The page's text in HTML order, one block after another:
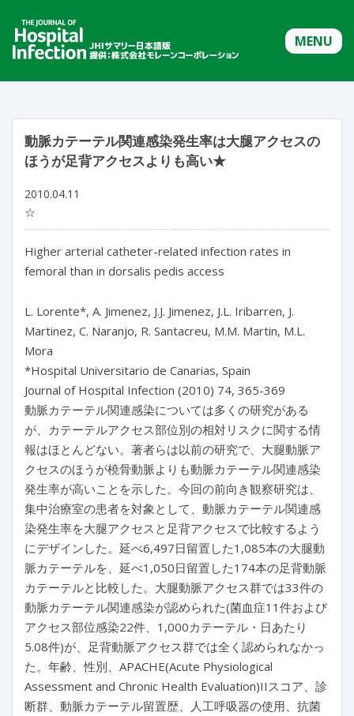
MENU
動脈カテーテル関連感染発生率は大腿アクセスの
ほうが足背アクセスよりも高い★
2010.04.11
☆
Higher arterial catheter-related infection rates in
femoral than in dorsalis pedis access
L. Lorente*, A. Jimenez, J.J. Jimenez, J.L. Iribarren, J.
Martinez, C. Naranjo, R. Santacreu, M.M. Martin, M.L.
Mora
*Hospital Universitario de Canarias, Spain
Journal of Hospital Infection (2010) 74, 365-369
動脈カテーテル関連感染については多くの研究がある
が、カテーテルアクセス部位別の相対リスクに関する情
報はほとんどない。著者らは以前の研究で、大腿動脈ア
クセスのほうが橈骨動脈よりも動脈カテーテル関連感染
発生率が高いことを示した。今回の前向き観察研究は、
集中治療室の患者を対象として、動脈カテーテル関連感
染発生率を大腿アクセスと足背アクセスで比較するよう
にデザインした。延べ6,497日留置した1,085本の大腿動
脈カテーテルを、延べ1,050日留置した174本の足背動脈
カテーテルと比較した。大腿動脈アクセス群では33件の
動脈カテーテル関連感染が認められた(菌血症11件および
アクセス部位感染22件、1,000カテーテル・日あたり
5.08件)が、足背動脈アクセス群では全く認められなかっ
た。年齢、性別、APACHE(Acute Physiological
Assessment and Chronic Health Evaluation)IIスコア、診
断群、動脈カテーテル留置歴、人工呼吸器の使用、抗菌